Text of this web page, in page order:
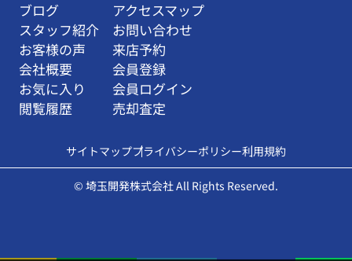
ブログ
スタッフ紹介
お客様の声
会社概要
お気に入り
閲覧履歴
アクセスマップ
お問い合わせ
来店予約
会員登録
会員ログイン
売却査定
サイトマッププライバシーポリシー利用規約
© 埼玉開発株式会社 All Rights Reserved.